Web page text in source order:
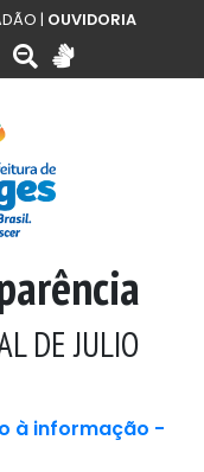
| OUVIDORIA
DE JULIO
à informação -